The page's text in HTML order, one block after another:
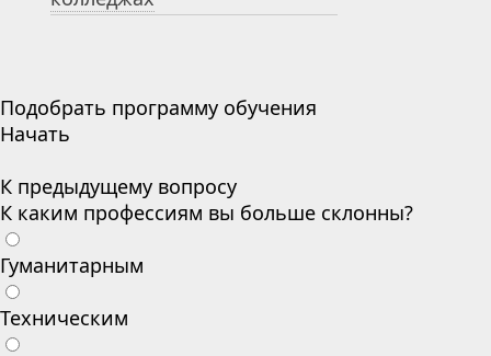
Подобрать программу обучения
Начать
К предыдущему вопросу
К каким профессиям вы больше склонны?
Гуманитарным
Техническим